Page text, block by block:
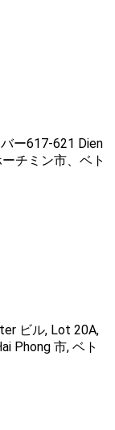
ー617-621 Dien
チミン市、ベト
ビル, Lot 20A,
Phong 市, ベト